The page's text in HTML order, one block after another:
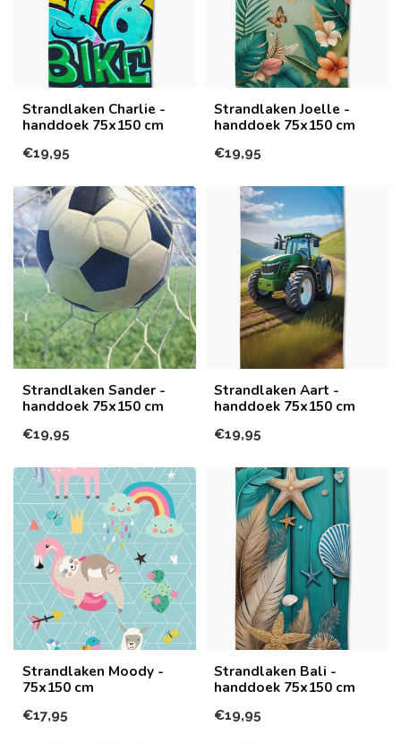
Strandlaken Charlie -
handdoek 75x150 cm
€19,95
Strandlaken Joelle -
handdoek 75x150 cm
€19,95
Strandlaken Sander -
handdoek 75x150 cm
€19,95
Strandlaken Aart -
handdoek 75x150 cm
€19,95
Strandlaken Moody -
75x150 cm
€17,95
Strandlaken Bali -
handdoek 75x150 cm
€19,95